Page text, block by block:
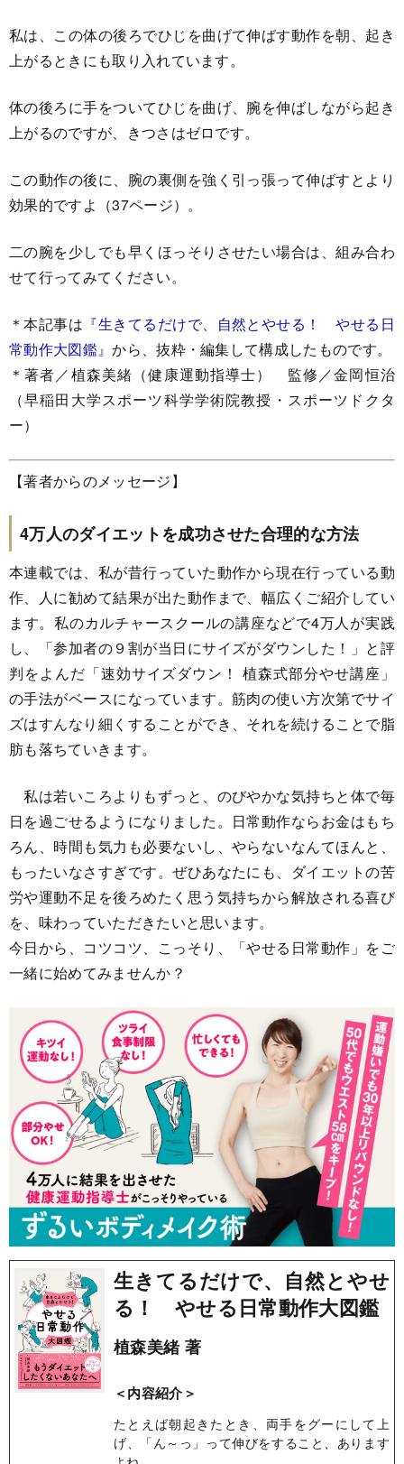
私は、この体の後ろでひじを曲げて伸ばす動作を朝、起き
上がるときにも取り入れています。
体の後ろに手をついてひじを曲げ、腕を伸ばしながら起き
上がるのですが、きつさはゼロです。
この動作の後に、腕の裏側を強く引っ張って伸ばすとより
効果的ですよ（37ページ）。
二の腕を少しでも早くほっそりさせたい場合は、組み合わ
せて行ってみてください。
＊本記事は 『生きてるだけで、自然とやせる！ やせる日
常動作大図鑑』から、抜粋・編集して構成したものです。
＊著者／植森美緒（健康運動指導士） 監修／金岡恒治
（早稲田大学スポーツ科学学術院教授・スポーツドクタ
ー）
【著者からのメッセージ】
4万人のダイエットを成功させた合理的な方法
本連載では、私が昔行っていた動作から現在行っている動
作、人に勧めて結果が出た動作まで、幅広くご紹介してい
ます。私のカルチャースクールの講座などで4万人が実践
し、「参加者の９割が当日にサイズがダウンした！」と評
判をよんだ「速効サイズダウン！ 植森式部分やせ講座」
の手法がベースになっています。筋肉の使い方次第でサイ
ズはすんなり細くすることができ、それを続けることで脂
肪も落ちていきます。
私は若いころよりもずっと、のびやかな気持ちと体で毎
日を過ごせるようになりました。日常動作ならお金はもち
ろん、時間も気力も必要ないし、やらないなんてほんと、
もったいなさすぎです。ぜひあなたにも、ダイエットの苦
労や運動不足を後ろめたく思う気持ちから解放される喜び
を、味わっていただきたいと思います。
今日から、コツコツ、こっそり、「やせる日常動作」をご
一緒に始めてみませんか？
生きてるだけで、自然とやせ
る！ やせる日常動作大図鑑
植森美緒 著
＜内容紹介＞
たとえば朝起きたとき、両手をグーにして上
げ、「ん～っ」って伸びをすること、あります